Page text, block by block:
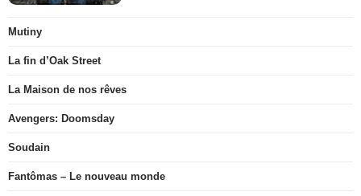
Mutiny
La fin d’Oak Street
La Maison de nos rêves
Avengers: Doomsday
Soudain
Fantômas – Le nouveau monde